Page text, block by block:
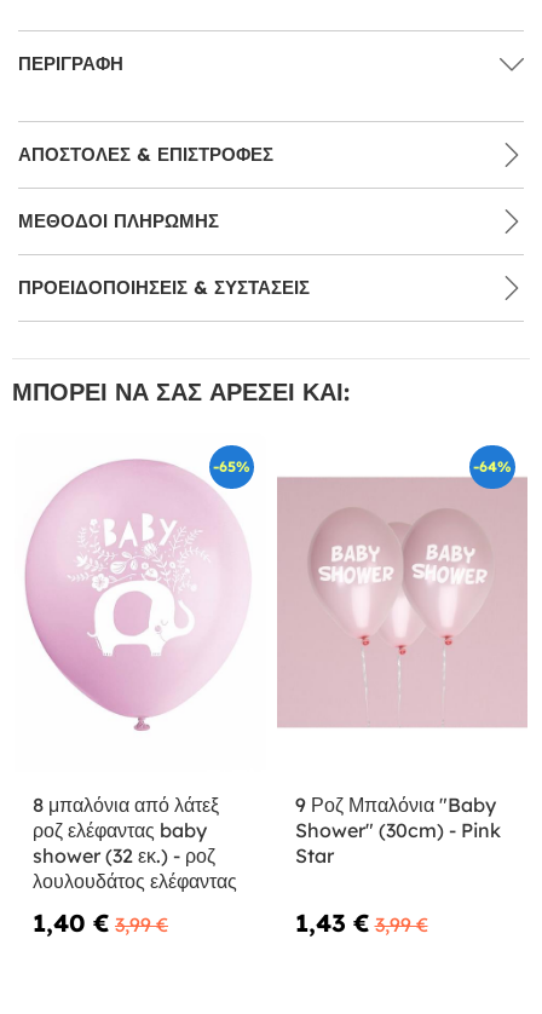
ΠΕΡΙΓΡΑΦΉ
ΑΠΟΣΤΟΛΈΣ & ΕΠΙΣΤΡΟΦΈΣ
ΜΕΘΌΔΟΙ ΠΛΗΡΩΜΉΣ
ΠΡΟΕΙΔΟΠΟΙΉΣΕΙΣ & ΣΥΣΤΆΣΕΙΣ
ΜΠΟΡΕΊ ΝΑ ΣΑΣ ΑΡΈΣΕΙ ΚΑΙ:
-65%
8 μπαλόνια από λάτεξ
ροζ ελέφαντας baby
shower (32 εκ.) - ροζ
λουλουδάτος ελέφαντας
1,40 € 3,99 €
-64%
9 Ροζ Μπαλόνια "Baby
Shower" (30cm) - Pink
Star
1,43 € 3,99 €